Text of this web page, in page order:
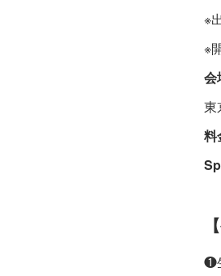
※
※
会
東
料
❶